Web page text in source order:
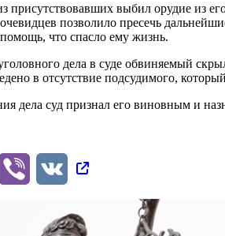
присутствовавших выбил орудие из
позволило пресечь
что спасло ему жизнь.
дела в суде обвиняемый
в отсутствие подсудимого,
дела суд признал его виновным и
Viber
VK